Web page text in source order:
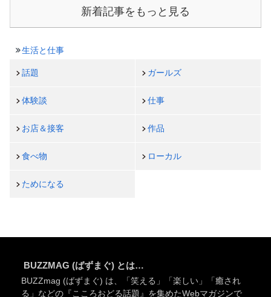
新着記事をもっと見る
生活と仕事
話題 ガールズ
体験談 仕事
お店＆接客 作品
食べ物 ローカル
ためになる
BUZZMAG (ばずまぐ) とは…
BUZZmag (ばずまぐ) は、「笑える」「楽しい」「癒され
る」などの『こころおどる話題』を集めたWebマガジンで